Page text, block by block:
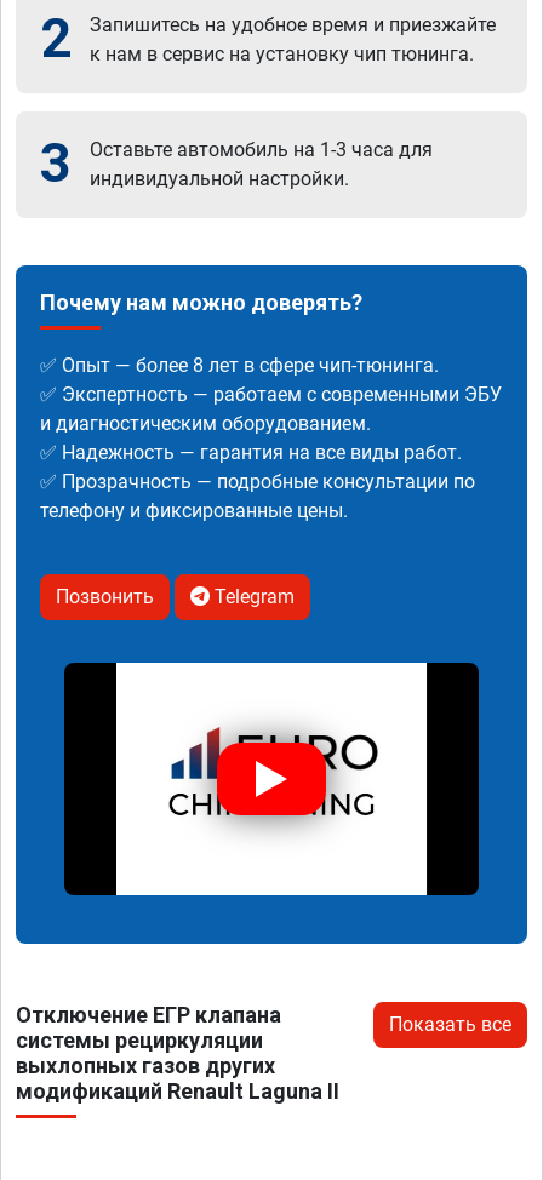
2
Запишитесь на удобное время и приезжайте
к нам в сервис на установку чип тюнинга.
3
Оставьте автомобиль на 1-3 часа для
индивидуальной настройки.
Почему нам можно доверять?
✅ Опыт — более 8 лет в сфере чип-тюнинга.
✅ Экспертность — работаем с современными ЭБУ
и диагностическим оборудованием.
✅ Надежность — гарантия на все виды работ.
✅ Прозрачность — подробные консультации по
телефону и фиксированные цены.
Позвонить Telegram
Отключение ЕГР клапана
системы рециркуляции
выхлопных газов других
модификаций Renault Laguna II
Показать все